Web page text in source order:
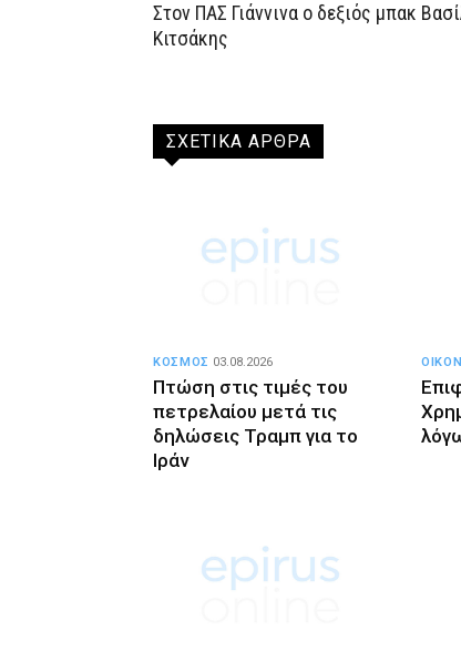
Στον ΠΑΣ Γιάννινα ο δεξιός μπακ
Κιτσάκης
ΣΧΕΤΙΚΑ ΑΡΘΡΑ
Πτώση στις τιμές του
πετρελαίου μετά τις
δηλώσεις Τραμπ για το
Ιράν
ΚΟΣΜΟΣ 03.08.2026